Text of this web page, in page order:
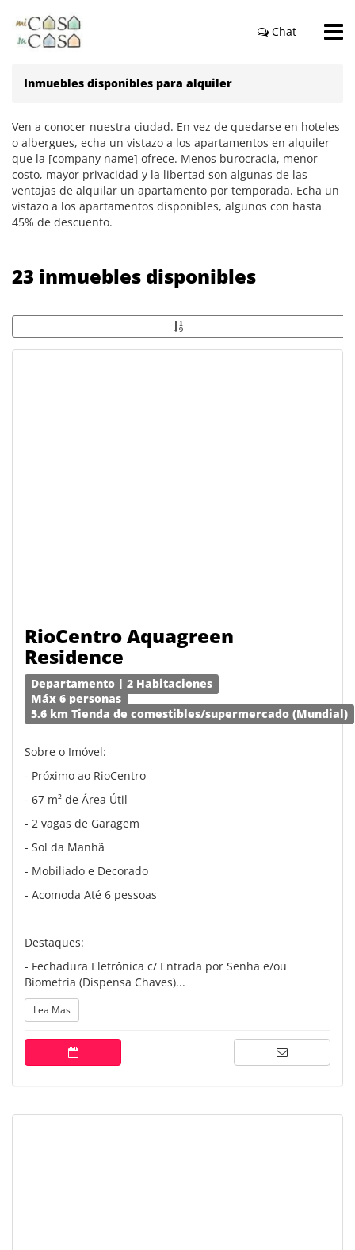
Chat
Inmuebles disponibles para alquiler
Ven a conocer nuestra ciudad. En vez de quedarse en hoteles
o albergues, echa un vistazo a los apartamentos en alquiler
que la [company name] ofrece. Menos burocracia, menor
costo, mayor privacidad y la libertad son algunas de las
ventajas de alquilar un apartamento por temporada. Echa un
vistazo a los apartamentos disponibles, algunos con hasta
45% de descuento.
23 inmuebles disponibles
RioCentro Aquagreen
Residence
Departamento | 2 Habitaciones
Máx 6 personas
5.6 km Tienda de comestibles/supermercado (Mundial)
Sobre o Imóvel:
- Próximo ao RioCentro
- 67 m² de Área Útil
- 2 vagas de Garagem
- Sol da Manhã
- Mobiliado e Decorado
- Acomoda Até 6 pessoas
Destaques:
- Fechadura Eletrônica c/ Entrada por Senha e/ou
Biometria (Dispensa Chaves)...
Lea Mas